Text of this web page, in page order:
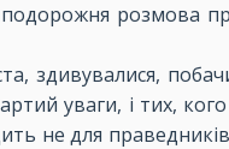
розмова
здивувалися,
уваги, і тих,
не для